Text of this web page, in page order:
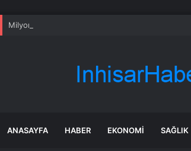
Milyonlarca turist rotasını değiştirdi: Herkes bu 3
ANASAYFA HABER EKONOMI SAĞLIK